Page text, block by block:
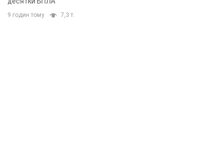
9 годин тому 7,3 т.